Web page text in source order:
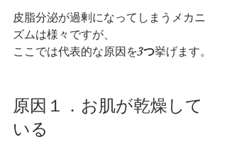
皮脂分泌が過剰になってしまうメカニ
ズムは様々ですが、
ここでは代表的な原因を3つ挙げます。
原因１．お肌が乾燥して
いる